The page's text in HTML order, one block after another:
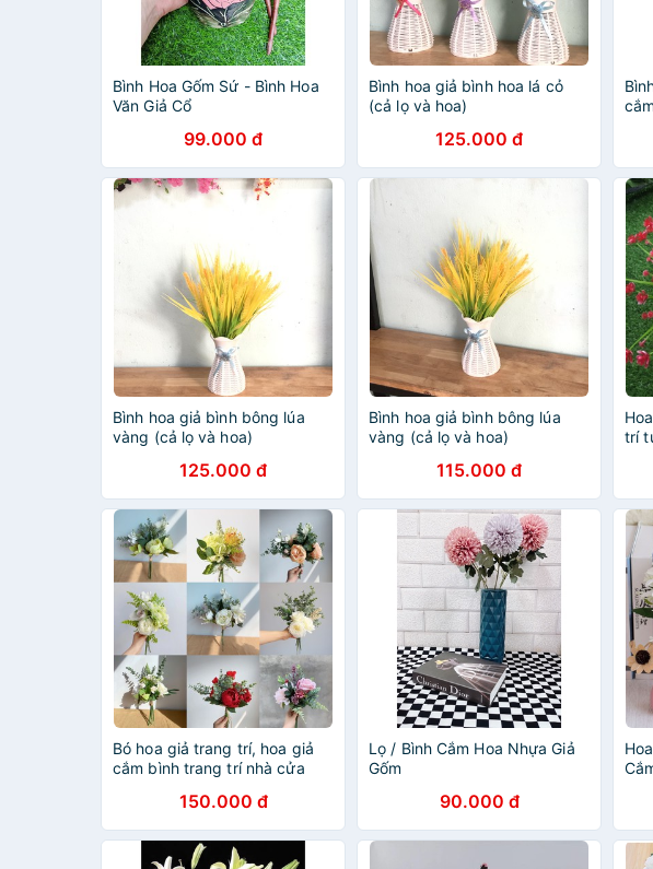
Bình Hoa Gốm Sứ - Bình Hoa
Văn Giả Cổ
99.000 đ
Bình hoa giả bình hoa lá cỏ
(cả lọ và hoa)
125.000 đ
Bình hoa giả bình bông lúa
vàng (cả lọ và hoa)
125.000 đ
Bình hoa giả bình bông lúa
vàng (cả lọ và hoa)
115.000 đ
trí
Bó hoa giả trang trí, hoa giả
cắm bình trang trí nhà cửa
150.000 đ
Lọ / Bình Cắm Hoa Nhựa Giả
Gốm
90.000 đ